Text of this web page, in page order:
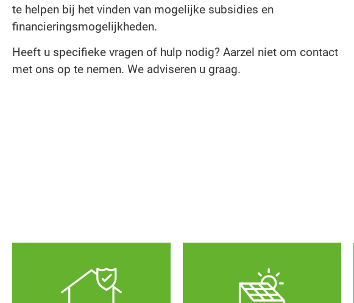
te helpen bij het vinden van mogelijke subsidies en
financieringsmogelijkheden.
Heeft u specifieke vragen of hulp nodig? Aarzel niet om contact
met ons op te nemen. We adviseren u graag.